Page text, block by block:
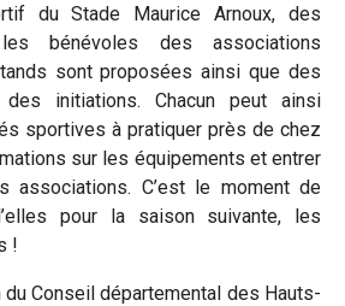
du Stade Maurice Arnoux, des
bénévoles des associations
sont proposées ainsi que des
initiations. Chacun peut ainsi
sportives à pratiquer près de chez
sur les équipements et entrer
associations. C’est le moment de
pour la saison suivante, les
!
Conseil départemental des Hauts-